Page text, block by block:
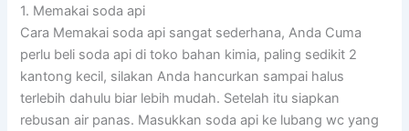
1. Memakai soda api
Cara Memakai soda api sangat sederhana, Anda Cuma
perlu beli soda api di toko bahan kimia, paling sedikit 2
kantong kecil, silakan Anda hancurkan sampai halus
terlebih dahulu biar lebih mudah. Setelah itu siapkan
rebusan air panas. Masukkan soda api ke lubang wc yang